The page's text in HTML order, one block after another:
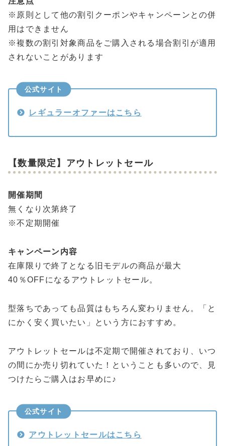
※原則として他の割引クーポンやキャンペーンとの併
用はできません
※複数の割引対象商品をご購入される場合割引が適用
されないことがあります
公式サイト
レギュラーオファーはこちら
【数量限定】アウトレットセール
開催期間
無くなり次第終了
※不定期開催
キャンペーン内容
在庫限りで終了となる旧モデルの商品が最大
40％OFFになるアウトレットセール。
型落ちであっても品質はもちろん変わりません。「と
にかく安く買いたい」という方におすすめ。
アウトレットセールは不定期で開催されており、いつ
の間にか売り切れていた！ということも多いので、見
つけたらご購入はお早めに♪
公式サイト
アウトレットセールはこちら